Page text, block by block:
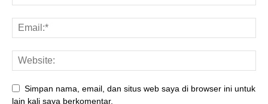
Simpan nama, email, dan situs web saya di browser ini untuk
lain kali saya berkomentar.